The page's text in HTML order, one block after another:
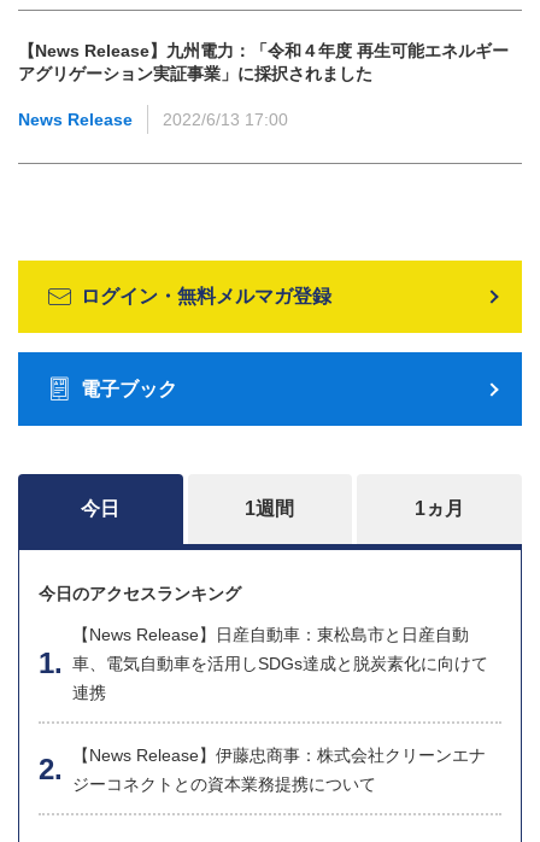
【News Release】九州電力：「令和４年度 再生可能エネルギー
アグリゲーション実証事業」に採択されました
News Release 2022/6/13 17:00
ログイン・無料メルマガ登録
電子ブック
今日 1週間 1ヵ月
今日のアクセスランキング
【News Release】日産自動車：東松島市と日産自動
車、電気自動車を活用しSDGs達成と脱炭素化に向けて
連携
【News Release】伊藤忠商事：株式会社クリーンエナ
ジーコネクトとの資本業務提携について